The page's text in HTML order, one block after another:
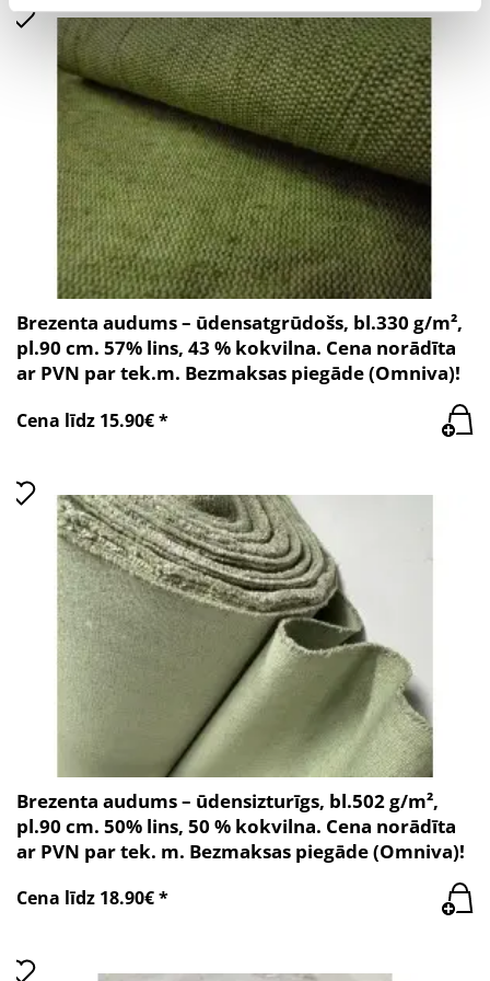
Brezenta audums – ūdensatgrūdošs, bl.330 g/m²,
pl.90 cm. 57% lins, 43 % kokvilna. Cena norādīta
ar PVN par tek.m. Bezmaksas piegāde (Omniva)!
Cena līdz 15.90€ *
Brezenta audums – ūdensizturīgs, bl.502 g/m²,
pl.90 cm. 50% lins, 50 % kokvilna. Cena norādīta
ar PVN par tek. m. Bezmaksas piegāde (Omniva)!
Cena līdz 18.90€ *